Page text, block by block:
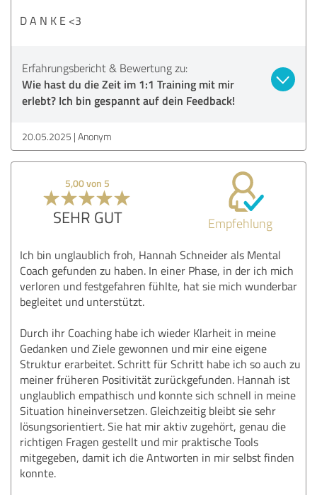
D A N K E <3
Erfahrungsbericht & Bewertung zu:
Wie hast du die Zeit im 1:1 Training mit mir
erlebt? Ich bin gespannt auf dein Feedback!
20.05.2025 Anonym
5,00 von 5
SEHR GUT Empfehlung
Ich bin unglaublich froh, Hannah Schneider als Mental
Coach gefunden zu haben. In einer Phase, in der ich mich
verloren und festgefahren fühlte, hat sie mich wunderbar
begleitet und unterstützt.
Durch ihr Coaching habe ich wieder Klarheit in meine
Gedanken und Ziele gewonnen und mir eine eigene
Struktur erarbeitet. Schritt für Schritt habe ich so auch zu
meiner früheren Positivität zurückgefunden. Hannah ist
unglaublich empathisch und konnte sich schnell in meine
Situation hineinversetzen. Gleichzeitig bleibt sie sehr
lösungsorientiert. Sie hat mir aktiv zugehört, genau die
richtigen Fragen gestellt und mir praktische Tools
mitgegeben, damit ich die Antworten in mir selbst finden
konnte.